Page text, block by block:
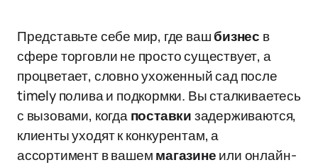
Представьте себе мир, где вашбизнес в
сфере торговли не просто существует, а
процветает, словно ухоженный сад после
timely полива и подкормки. Вы сталкиваетесь
с вызовами, когдапоставкизадерживаются,
клиенты уходят к конкурентам, а
ассортимент в вашеммагазинеили онлайн-